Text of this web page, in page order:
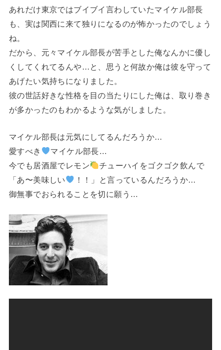
あれだけ東京ではブイブイ言わしていたマイケル部長
も、実は関西に来て独りになるのが怖かったのでしょう
ね。
だから、元々マイケル部長が苦手とした俺なんかに優し
くしてくれてるんや…と、思うと何故か俺は彼を守って
あげたい気持ちになりました。
彼の世話好きな性格を目の当たりにした俺は、取り巻き
が多かったのもわかるような気がしました。
マイケル部長は元気にしてるんだろうか…
愛すべき
マイケル部長…
今でも居酒屋でレモン
チューハイをゴクゴク飲んで
「あ〜美味しい
！！」と言っているんだろうか…
御無事でおられることを切に願う…